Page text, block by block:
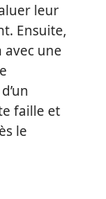
leur
Ensuite,
une
faille et
le